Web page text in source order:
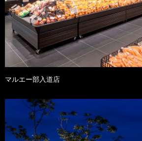
マルエー部入道店